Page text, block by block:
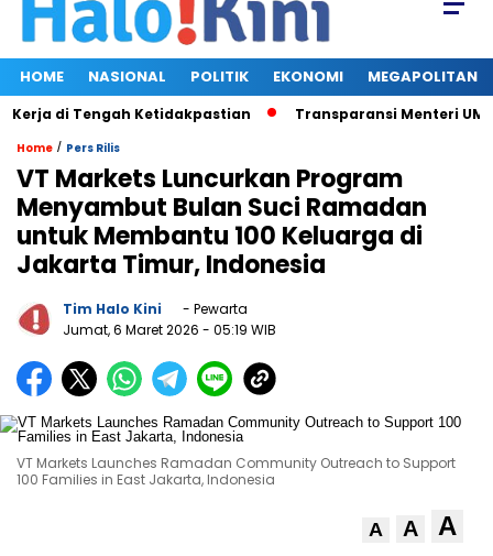
HOME NASIONAL POLITIK EKONOMI MEGAPOLITAN
di Tengah Ketidakpastian Transparansi Menteri UMKM
Home / Pers Rilis
VT Markets Luncurkan Program
Menyambut Bulan Suci Ramadan
untuk Membantu 100 Keluarga di
Jakarta Timur, Indonesia
Tim Halo Kini
- Pewarta
Jumat, 6 Maret 2026 - 05:19 WIB
VT Markets Launches Ramadan Community Outreach to Support
100 Families in East Jakarta, Indonesia
A A A